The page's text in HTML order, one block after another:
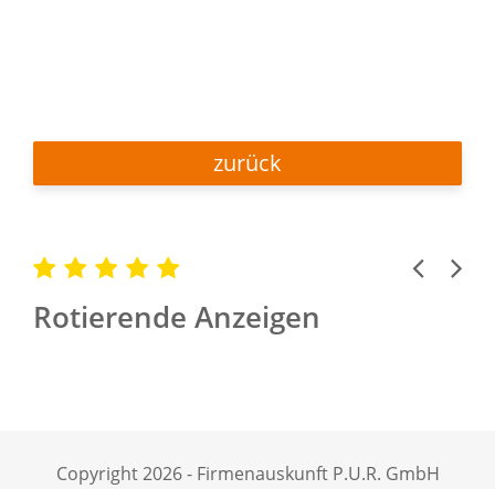
zurück
Rotierende Anzeigen
Previous
Next
Copyright 2026 - Firmenauskunft P.U.R. GmbH